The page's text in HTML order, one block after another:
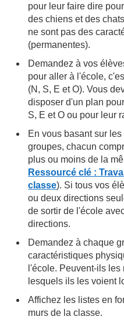
pour leur faire dire
des chiens et des
ne sont pas des
(permanentes).
Demandez à vos
pour aller à l'école,
(N, S, E et O). Vous
disposer d'un plan
S, E et O ou pour leur
En vous basant sur
groupes, chacun
plus ou moins de la
Ressourcé clé :
classe). Si tous vos
ou deux directions
de sortir de l'école
directions.
Demandez à chaque
caractéristiques
l'école. Peuvent-ils
lesquels ils les voient
Affichez les listes en
murs de la classe.